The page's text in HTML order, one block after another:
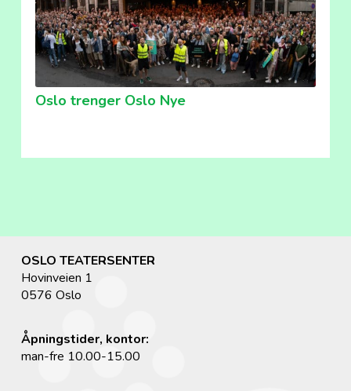
Oslo trenger Oslo Nye
OSLO TEATERSENTER
Hovinveien 1
0576 Oslo
Åpningstider, kontor:
man-fre 10.00-15.00